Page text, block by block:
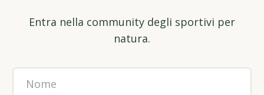
Entra nella community degli sportivi per
natura.